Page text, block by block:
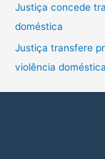
r
:
Justiça concede
doméstica
Justiça transfere
violência doméstica